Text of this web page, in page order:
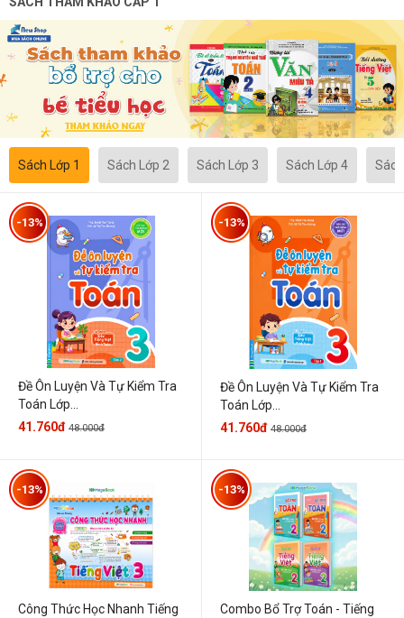
Sách Lớp 1 Sách Lớp 2 Sách Lớp 3 Sách Lớp 4
Đề Ôn Luyện Và Tự Kiểm Tra
Toán Lớp...
-13%
41.760đ 48.000đ
Đề Ôn Luyện Và Tự Kiểm Tra
Toán Lớp...
-13%
41.760đ 48.000đ
Công Thức Học Nhanh Tiếng
-13%
Combo Bổ Trợ Toán - Tiếng
-13%